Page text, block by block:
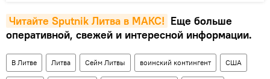
Читайте Sputnik Литва в MAКС! Еще больше
оперативной, свежей и интересной информации.
В Литве Литва Сейм Литвы воинский контингент США